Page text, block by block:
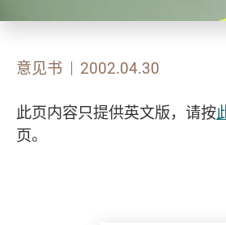
意见书 2002.04.30
此页内容只提供英文版，请按
页。